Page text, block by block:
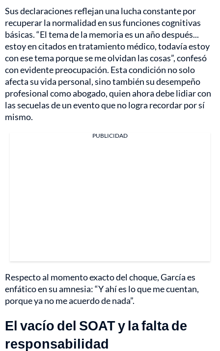
Sus declaraciones reflejan una lucha constante por
recuperar la normalidad en sus funciones cognitivas
básicas. “El tema de la memoria es un año después...
estoy en citados en tratamiento médico, todavía estoy
con ese tema porque se me olvidan las cosas”, confesó
con evidente preocupación. Esta condición no solo
afecta su vida personal, sino también su desempeño
profesional como abogado, quien ahora debe lidiar con
las secuelas de un evento que no logra recordar por sí
mismo.
PUBLICIDAD
Respecto al momento exacto del choque, García es
enfático en su amnesia: “Y ahí es lo que me cuentan,
porque ya no me acuerdo de nada”.
El vacío del SOAT y la falta de
responsabilidad